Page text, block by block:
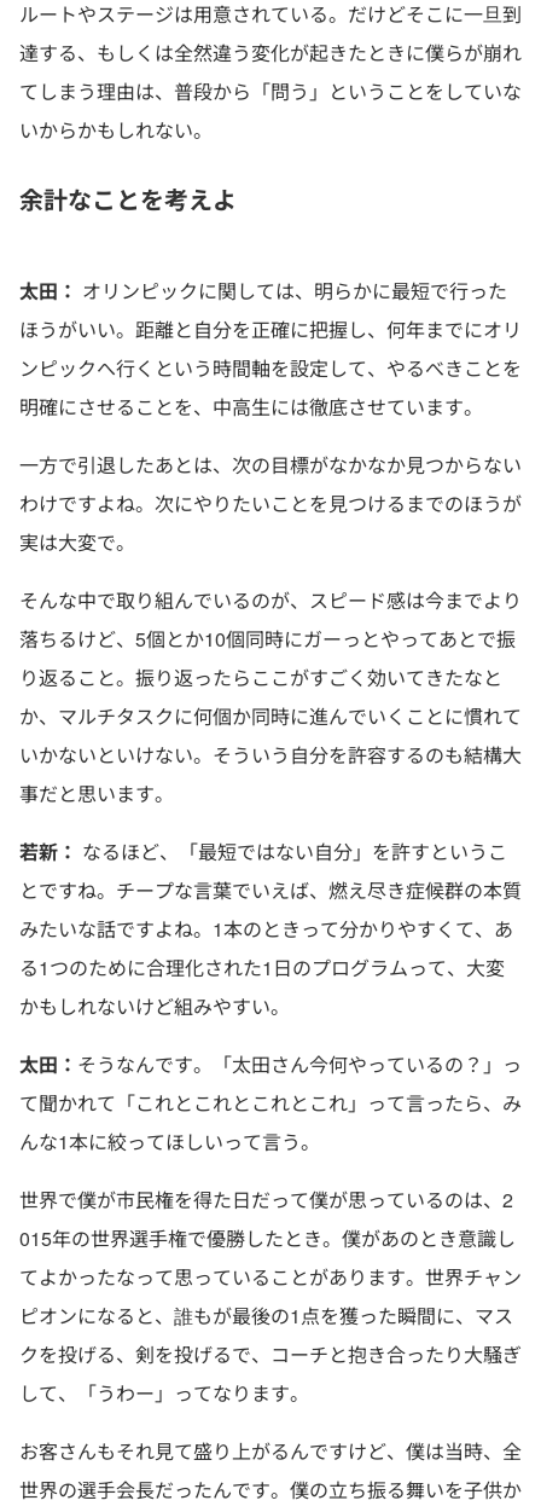
ルートやステージは用意されている。だけどそこに一旦到
達する、もしくは全然違う変化が起きたときに僕らが崩れ
てしまう理由は、普段から「問う」ということをしていな
いからかもしれない。
余計なことを考えよ
太田： オリンピックに関しては、明らかに最短で行った
ほうがいい。距離と自分を正確に把握し、何年までにオリ
ンピックへ行くという時間軸を設定して、やるべきことを
明確にさせることを、中高生には徹底させています。
一方で引退したあとは、次の目標がなかなか見つからない
わけですよね。次にやりたいことを見つけるまでのほうが
実は大変で。
そんな中で取り組んでいるのが、スピード感は今までより
落ちるけど、5個とか10個同時にガーっとやってあとで振
り返ること。振り返ったらここがすごく効いてきたなと
か、マルチタスクに何個か同時に進んでいくことに慣れて
いかないといけない。そういう自分を許容するのも結構大
事だと思います。
若新： なるほど、「最短ではない自分」を許すというこ
とですね。チープな言葉でいえば、燃え尽き症候群の本質
みたいな話ですよね。1本のときって分かりやすくて、あ
る1つのために合理化された1日のプログラムって、大変
かもしれないけど組みやすい。
太田： そうなんです。「太田さん今何やっているの？」っ
て聞かれて「これとこれとこれとこれ」って言ったら、み
んな1本に絞ってほしいって言う。
世界で僕が市民権を得た日だって僕が思っているのは、2
015年の世界選手権で優勝したとき。僕があのとき意識し
てよかったなって思っていることがあります。世界チャン
ピオンになると、誰もが最後の1点を獲った瞬間に、マス
クを投げる、剣を投げるで、コーチと抱き合ったり大騒ぎ
して、「うわー」ってなります。
お客さんもそれ見て盛り上がるんですけど、僕は当時、全
世界の選手会長だったんです。僕の立ち振る舞いを子供か